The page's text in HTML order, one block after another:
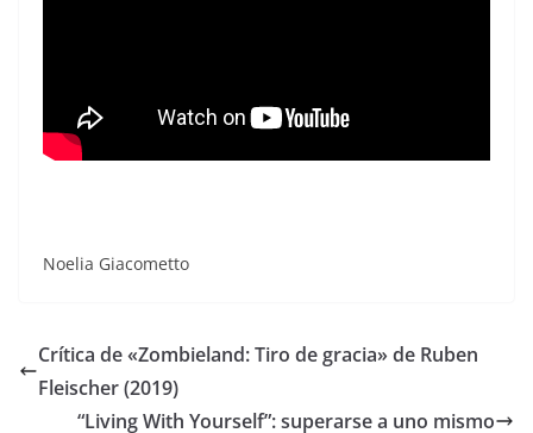
Noelia Giacometto
Crítica de «Zombieland: Tiro de gracia» de Ruben
Fleischer (2019)
“Living With Yourself”: superarse a uno mismo